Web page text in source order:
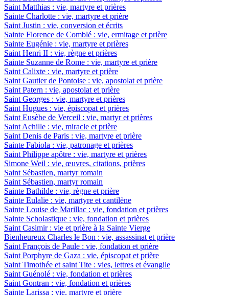
Saint Matthias : vie, martyre et prières
Sainte Charlotte : vie, martyre et prière
Saint Justin : vie, conversion et écrits
Sainte Florence de Comblé : vie, ermitage et prière
Sainte Eugénie : vie, martyre et prières
Saint Henri II : vie, règne et prières
Sainte Suzanne de Rome : vie, martyre et prière
Saint Calixte : vie, martyre et prière
Saint Gautier de Pontoise : vie, apostolat et prière
Saint Patern : vie, apostolat et prière
Saint Georges : vie, martyre et prières
Saint Hugues : vie, épiscopat et prières
Saint Eusèbe de Verceil : vie, martyr et prières
Saint Achille : vie, miracle et prière
Saint Denis de Paris : vie, martyre et prière
Sainte Fabiola : vie, patronage et prières
Saint Philippe apôtre : vie, martyre et prières
Simone Weil : vie, œuvres, citations, prières
Saint Sébastien, martyr romain
Saint Sébastien, martyr romain
Sainte Bathilde : vie, règne et prière
Sainte Eulalie : vie, martyre et cantilène
Sainte Louise de Marillac : vie, fondation et prières
Sainte Scholastique : vie, fondation et prières
Saint Casimir : vie et prière à la Sainte Vierge
Bienheureux Charles le Bon : vie, assassinat et prière
Saint François de Paule : vie, fondation et prière
Saint Porphyre de Gaza : vie, épiscopat et prière
Saint Timothée et saint Tite : vies, lettres et évangile
Saint Guénolé : vie, fondation et prières
Saint Gontran : vie, fondation et prières
Sainte Larissa : vie, martyre et prière